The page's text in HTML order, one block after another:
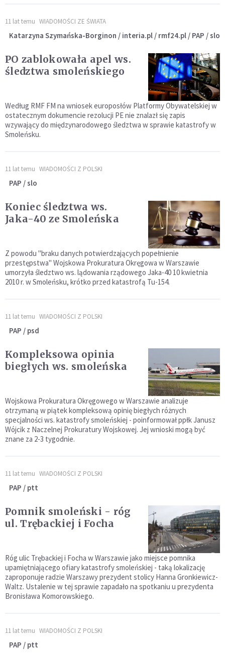
11 lat temu WIADOMOŚCI ZE ŚWIATA
Katarzyna Szymańska-Borginon / interia.pl / rmf24.pl / PAP / slo
PO zablokowała apel ws.
śledztwa smoleńskiego
Według RMF FM na wniosek europosłów Platformy Obywatelskiej w
ostatecznym dokumencie rezolucji PE nie znalazł się zapis
wzywający do międzynarodowego śledztwa w sprawie katastrofy w
Smoleńsku.
11 lat temu WIADOMOŚCI Z POLSKI
PAP / slo
Koniec śledztwa ws.
Jaka-40 ze Smoleńska
Z powodu "braku danych potwierdzających popełnienie
przestępstwa" Wojskowa Prokuratura Okręgowa w Warszawie
umorzyła śledztwo ws. lądowania rządowego Jaka-40 10 kwietnia
2010 r. w Smoleńsku, krótko przed katastrofą Tu-154.
11 lat temu WIADOMOŚCI Z POLSKI
PAP / psd
Kompleksowa opinia
biegłych ws. smoleńska
Wojskowa Prokuratura Okręgowego w Warszawie analizuje
otrzymaną w piątek kompleksową opinię biegłych różnych
specjalności ws. katastrofy smoleńskiej - poinformował ppłk Janusz
Wójcik z Naczelnej Prokuratury Wojskowej. Jej wnioski mogą być
znane za 2-3 tygodnie.
11 lat temu WIADOMOŚCI Z POLSKI
PAP / ptt
Pomnik smoleński - róg
ul. Trębackiej i Focha
Róg ulic Trębackiej i Focha w Warszawie jako miejsce pomnika
upamiętniającego ofiary katastrofy smoleńskiej - taką lokalizację
zaproponuje radzie Warszawy prezydent stolicy Hanna Gronkiewicz-
Waltz. Ustalenie w tej sprawie zapadało na spotkaniu u prezydenta
Bronisława Komorowskiego.
11 lat temu WIADOMOŚCI Z POLSKI
PAP / ptt